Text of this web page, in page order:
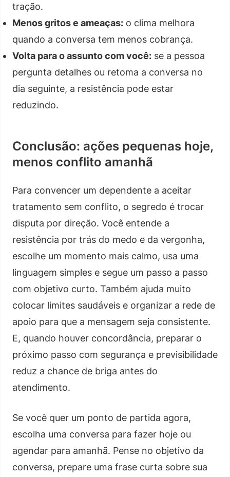
tração.
Menos gritos e ameaças: o clima melhora
quando a conversa tem menos cobrança.
Volta para o assunto com você: se a pessoa
pergunta detalhes ou retoma a conversa no
dia seguinte, a resistência pode estar
reduzindo.
Conclusão: ações pequenas hoje,
menos conflito amanhã
Para convencer um dependente a aceitar
tratamento sem conflito, o segredo é trocar
disputa por direção. Você entende a
resistência por trás do medo e da vergonha,
escolhe um momento mais calmo, usa uma
linguagem simples e segue um passo a passo
com objetivo curto. Também ajuda muito
colocar limites saudáveis e organizar a rede de
apoio para que a mensagem seja consistente.
E, quando houver concordância, preparar o
próximo passo com segurança e previsibilidade
reduz a chance de briga antes do
atendimento.
Se você quer um ponto de partida agora,
escolha uma conversa para fazer hoje ou
agendar para amanhã. Pense no objetivo da
conversa, prepare uma frase curta sobre sua